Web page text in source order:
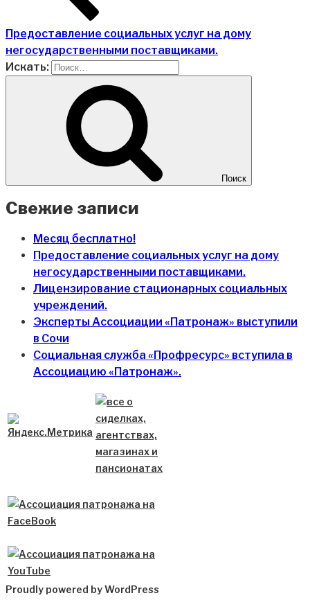
Предоставление социальных услуг на дому
негосударственными поставщиками.
Искать:
Поиск
Свежие записи
Месяц бесплатно!
Предоставление социальных услуг на дому
негосударственными поставщиками.
Лицензирование стационарных социальных
учреждений.
Эксперты Ассоциации «Патронаж» выступили
в Сочи
Социальная служба «Профресурс» вступила в
Ассоциацию «Патронаж».
Proudly powered by WordPress